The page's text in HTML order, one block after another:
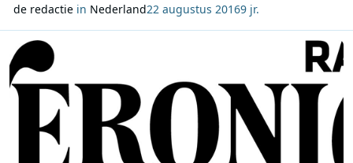
de redactiein Nederland22 augustus 20169 jr.
Lees meer over Stemmen op de Radio Veronica Album Top 750 is